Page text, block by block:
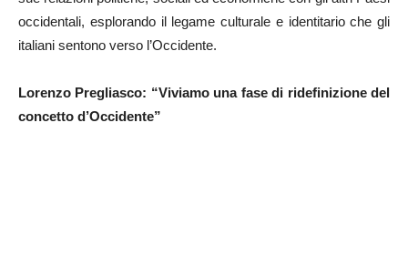
occidentali, esplorando il legame culturale e identitario che gli
italiani sentono verso l’Occidente.
Lorenzo Pregliasco: “Viviamo una fase di ridefinizione del
concetto d’Occidente”